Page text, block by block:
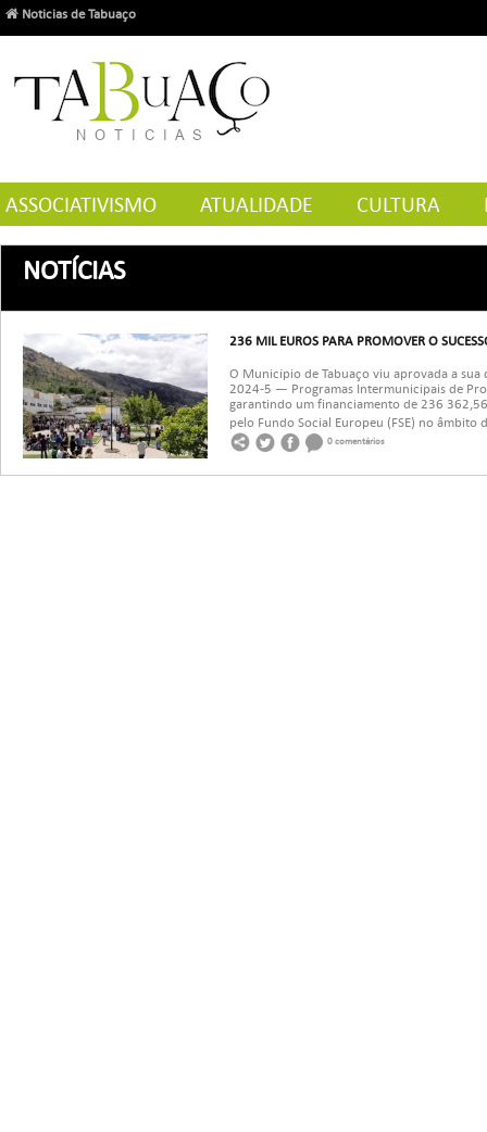
Noticias de Tabuaço
ASSOCIATIVISMO ATUALIDADE CULTURA
NOTÍCIAS
236 MIL EUROS PARA PROMOVER O
O Município de Tabuaço viu aprovada a sua
2024-5 — Programas Intermunicipais de
garantindo um financiamento de 236
pelo Fundo Social Europeu (FSE) no
0 comentários